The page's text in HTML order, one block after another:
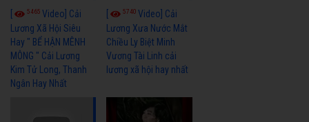
5465 Video] Cải
Lương Xã Hội Siêu
Hay " BỂ HẬN MÊNH
MÔNG " Cải Lương
Kim Tử Long, Thanh
Ngân Hay Nhất
5740Video] Cải
Lương Xưa Nước Mắt
Chiều Ly Biệt Minh
Vương Tài Linh cải
lương xã hội hay nhất